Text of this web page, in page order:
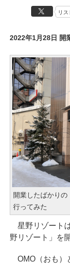
リス
2022年1月28日 開
開業したばかり
行ってみた
星野リゾート
野リゾート」を
OMO（おも）